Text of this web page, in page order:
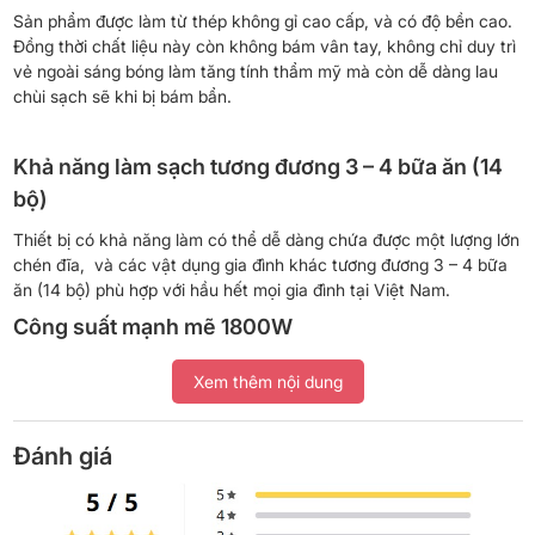
Sản phẩm được làm từ thép không gỉ cao cấp, và có độ bền cao.
Đồng thời chất liệu này còn không bám vân tay, không chỉ duy trì
vẻ ngoài sáng bóng làm tăng tính thẩm mỹ mà còn dễ dàng lau
chùi sạch sẽ khi bị bám bẩn.
Khả năng làm sạch tương đương 3 – 4 bữa ăn (14
bộ)
Thiết bị có khả năng làm có thể dễ dàng chứa được một lượng lớn
chén đĩa, và các vật dụng gia đình khác tương đương 3 – 4 bữa
ăn (14 bộ) phù hợp với hầu hết mọi gia đình tại Việt Nam.
Công suất mạnh mẽ 1800W
Sản phẩm hoạt động với công suất mạnh mẽ 1800W, giúp rửa
sạch bát đĩa hiệu quả. Bên cạnh đó, máy còn có khả năng tiêu
thụ nước chỉ 11.5 lít/chu trình, tiết kiệm hơn so với nhiều sản
phẩmmáy rửa chén
Dù hoạt động với mức công suất lớn, nhưng Beko BDFN26430X
có mức độ ồn chỉ khoảng 47dB tương đương với tiếng nói thì thầm
và không gây ảnh hưởng đến sinh hoạt. Đây sẽ là sản phẩm lý
Xem thêm nội dung
Đánh giá